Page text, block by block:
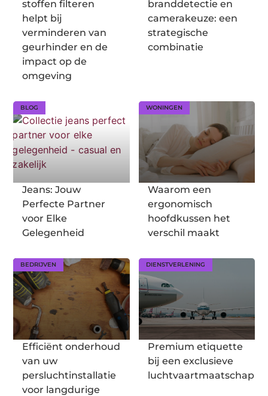
stoffen filteren
helpt bij
verminderen van
geurhinder en de
impact op de
omgeving
branddetectie en
camerakeuze: een
strategische
combinatie
BLOG
Jeans: Jouw
Perfecte Partner
voor Elke
Gelegenheid
WONINGEN
Waarom een
ergonomisch
hoofdkussen het
verschil maakt
BEDRIJVEN
Efficiënt onderhoud
van uw
persluchtinstallatie
voor langdurige
DIENSTVERLENING
Premium etiquette
bij een exclusieve
luchtvaartmaatschappij